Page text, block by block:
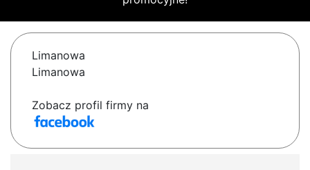
Limanowa
Limanowa
Zobacz profil firmy na